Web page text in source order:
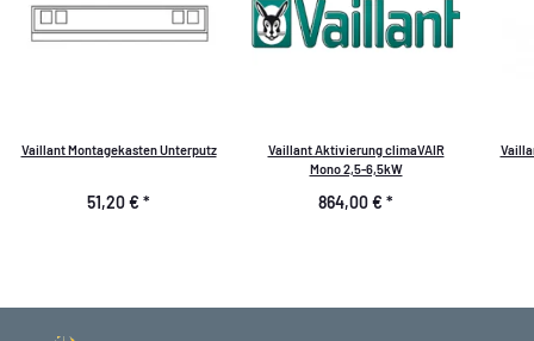
Vaillant Montagekasten Unterputz
51,20 € *
Vaillant Aktivierung climaVAIR
Mono 2,5-6,5kW
864,00 € *